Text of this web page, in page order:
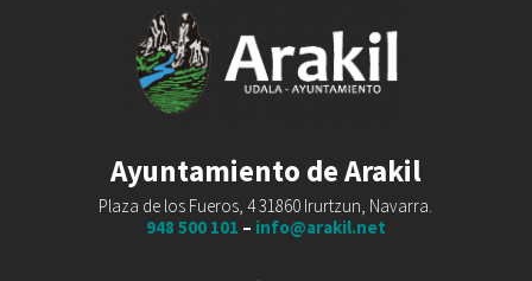
Ayuntamiento de Arakil
Plaza de los Fueros, 4 31860 Irurtzun, Navarra.
948 500 101 – info@arakil.net